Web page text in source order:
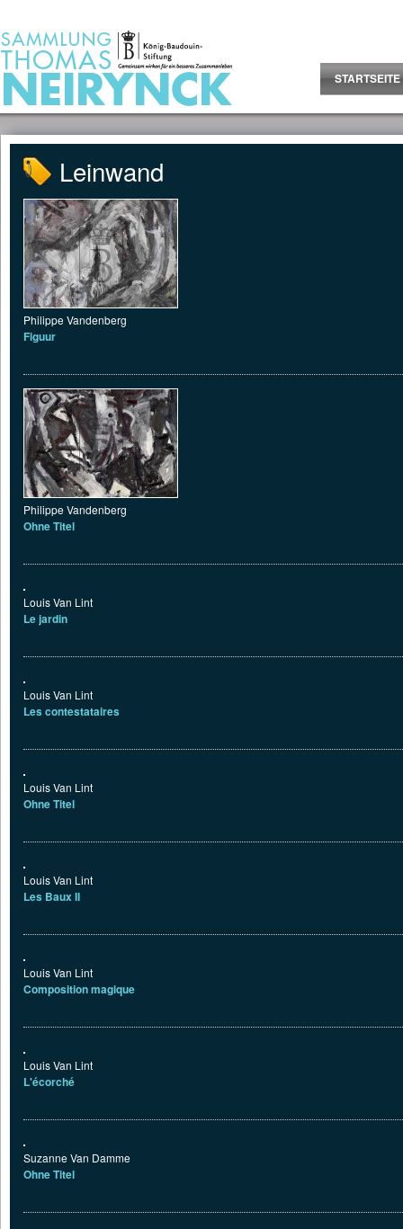
STARTSEITE
Leinwand
Philippe Vandenberg
Figuur
Philippe Vandenberg
Ohne Titel
Louis Van Lint
Le jardin
Louis Van Lint
Les contestataires
Louis Van Lint
Ohne Titel
Louis Van Lint
Les Baux II
Louis Van Lint
Composition magique
Louis Van Lint
L'écorché
Suzanne Van Damme
Ohne Titel